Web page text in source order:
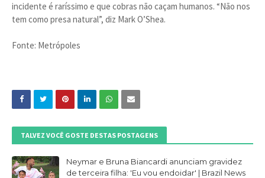
incidente é raríssimo e que cobras não caçam humanos. “Não nos
tem como presa natural”, diz Mark O’Shea.
Fonte: Metrópoles
TALVEZ VOCÊ GOSTE DESTAS POSTAGENS
Neymar e Bruna Biancardi anunciam gravidez
de terceira filha: 'Eu vou endoidar' | Brazil News